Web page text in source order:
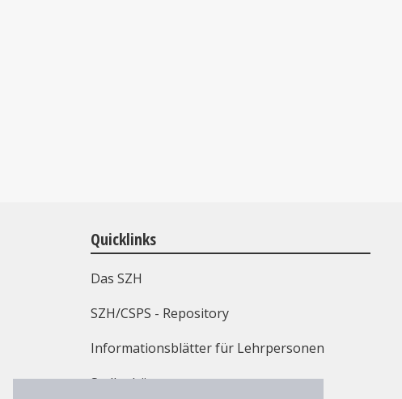
Quicklinks
Das SZH
SZH/CSPS - Repository
Informationsblätter für Lehrpersonen
Stellenbörse